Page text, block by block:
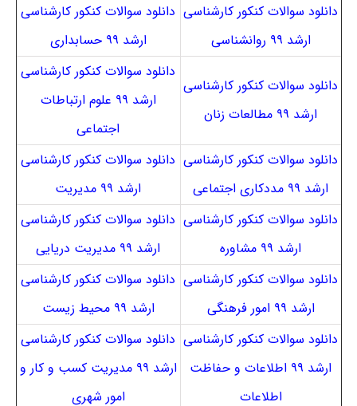
دانلود سوالات کنکور کارشناسی
ارشد ۹۹ روانشناسی
دانلود سوالات کنکور کارشناسی
ارشد ۹۹ حسابداری
دانلود سوالات کنکور کارشناسی
ارشد ۹۹ مطالعات زنان
دانلود سوالات کنکور کارشناسی
ارشد ۹۹ علوم ارتباطات
اجتماعی
دانلود سوالات کنکور کارشناسی
ارشد ۹۹ مددکاری اجتماعی
دانلود سوالات کنکور کارشناسی
ارشد ۹۹ مدیریت
دانلود سوالات کنکور کارشناسی
ارشد ۹۹ مشاوره
دانلود سوالات کنکور کارشناسی
ارشد ۹۹ مدیریت دریایی
دانلود سوالات کنکور کارشناسی
ارشد ۹۹ امور فرهنگی
دانلود سوالات کنکور کارشناسی
ارشد ۹۹ محیط زیست
دانلود سوالات کنکور کارشناسی
ارشد ۹۹ اطلاعات و حفاظت
اطلاعات
دانلود سوالات کنکور کارشناسی
ارشد ۹۹ مدیریت کسب و کار و
امور شهری